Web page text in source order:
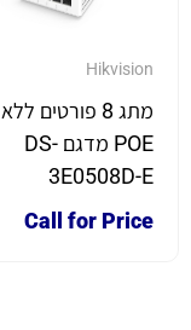
Hikvision
מתג 8 פורטים ללא
POE מדגם DS-
3E0508D-E
Call for Price